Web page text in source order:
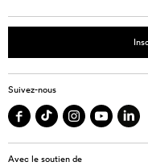
Suivez-nous
Avec le soutien de